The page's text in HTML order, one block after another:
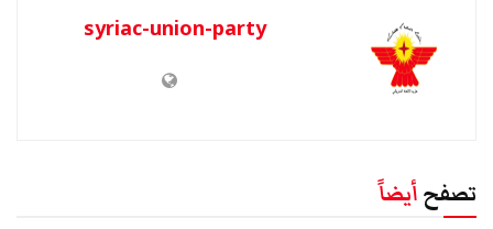
syriac-union-party
تصفح أيضاً